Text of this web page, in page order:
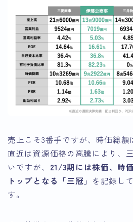
売上こそ3番手ですが、時価総額
直近は資源価格の高騰により、
いですが、 21/3期には株価、時
トップとなる「三冠」 を記録し
す。